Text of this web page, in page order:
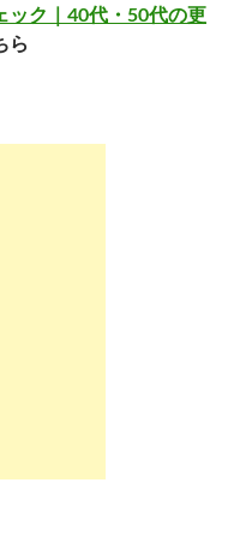
ック｜40代・50代の更
ら